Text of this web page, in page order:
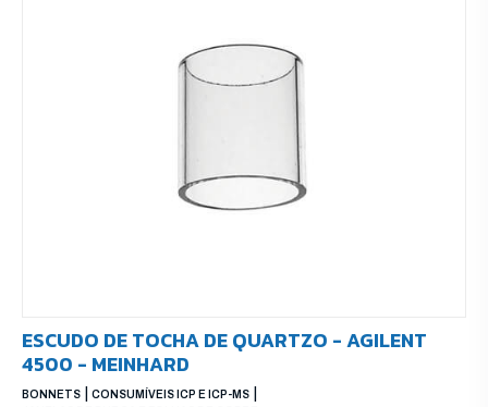
ESCUDO DE TOCHA DE QUARTZO - AGILENT
4500 - MEINHARD
BONNETS CONSUMÍVEIS ICP E ICP-MS